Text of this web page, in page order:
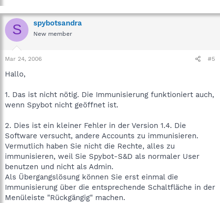
S spybotsandra
New member
Mar 24, 2006 #5
Hallo,
1. Das ist nicht nötig. Die Immunisierung funktioniert auch,
wenn Spybot nicht geöffnet ist.
2. Dies ist ein kleiner Fehler in der Version 1.4. Die
Software versucht, andere Accounts zu immunisieren.
Vermutlich haben Sie nicht die Rechte, alles zu
immunisieren, weil Sie Spybot-S&D als normaler User
benutzen und nicht als Admin.
Als Übergangslösung können Sie erst einmal die
Immunisierung über die entsprechende Schaltfläche in der
Menüleiste "Rückgängig" machen.